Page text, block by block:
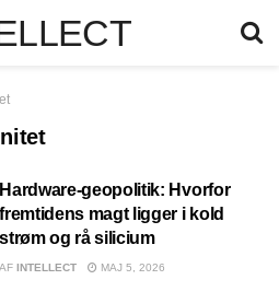
Hardware-geopolitik: Hvorfor
fremtidens magt ligger i kold
strøm og rå silicium
AF INTELLECT MAJ 5, 2026